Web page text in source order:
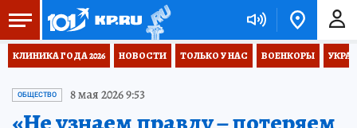
КЛИНИКА ГОДА 2026 НОВОСТИ ТОЛЬКО У НАС ВОЕНКОРЫ
ОБЩЕСТВО 8 мая 2026 9:53